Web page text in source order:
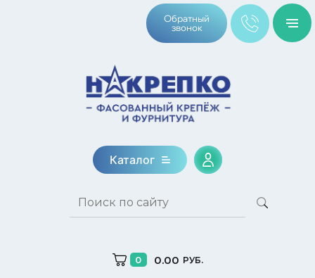
Обратный
звонок
Каталог
0 0.00 РУБ.